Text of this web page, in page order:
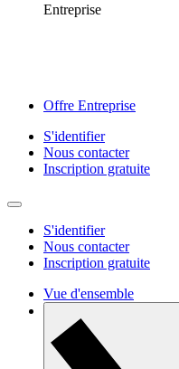
Entreprise
Offre Entreprise
S'identifier
Nous contacter
Inscription gratuite
S'identifier
Nous contacter
Inscription gratuite
Vue d'ensemble